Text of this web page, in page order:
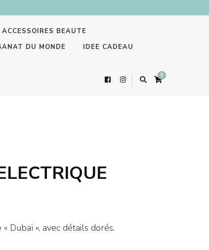
ACCESSOIRES BEAUTE
DU MONDE
IDEE CADEAU
0
Dubaï », avec détails dorés.